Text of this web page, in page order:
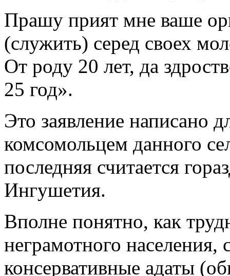
Прашу прият мне ваше
(служить) серед своех
От роду 20 лет, да
25 год».
Это заявление написано
комсомольцем данного
последняя считается
Ингушетия.
Вполне понятно, как
неграмотного населения,
консервативные адаты